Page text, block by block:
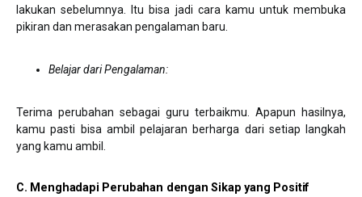
lakukan sebelumnya. Itu bisa jadi cara kamu untuk membuka
pikiran dan merasakan pengalaman baru.
Belajar dari Pengalaman:
Terima perubahan sebagai guru terbaikmu. Apapun hasilnya,
kamu pasti bisa ambil pelajaran berharga dari setiap langkah
yang kamu ambil.
C. Menghadapi Perubahan dengan Sikap yang Positif